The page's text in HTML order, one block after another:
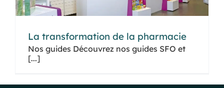
La transformation de la pharmacie
Nos guides Découvrez nos guides SFO et
[...]